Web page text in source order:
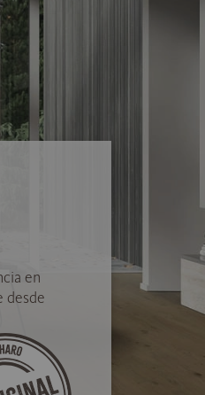
en
desde